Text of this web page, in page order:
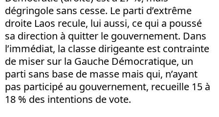
dégringole sans cesse. Le parti d’extrême
droite Laos recule, lui aussi, ce qui a poussé
sa direction à quitter le gouvernement. Dans
l’immédiat, la classe dirigeante est contrainte
de miser sur la Gauche Démocratique, un
parti sans base de masse mais qui, n’ayant
pas participé au gouvernement, recueille 15 à
18 % des intentions de vote.